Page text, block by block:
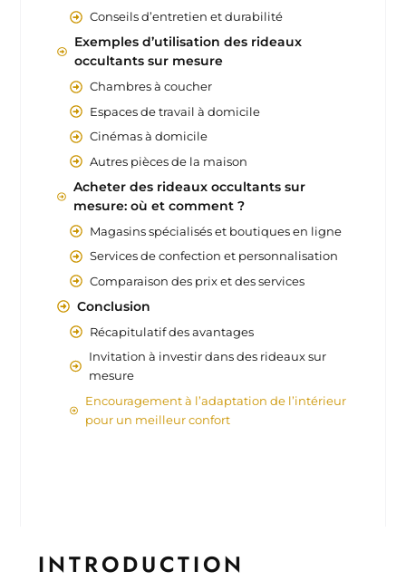
Conseils d’entretien et durabilité
Exemples d’utilisation des rideaux
occultants sur mesure
Chambres à coucher
Espaces de travail à domicile
Cinémas à domicile
Autres pièces de la maison
Acheter des rideaux occultants sur
mesure: où et comment ?
Magasins spécialisés et boutiques en ligne
Services de confection et personnalisation
Comparaison des prix et des services
Conclusion
Récapitulatif des avantages
Invitation à investir dans des rideaux sur
mesure
Encouragement à l’adaptation de l’intérieur
pour un meilleur confort
INTRODUCTION